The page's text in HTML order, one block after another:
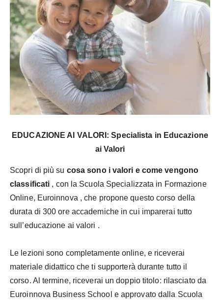
EDUCAZIONE AI VALORI: Specialista in Educazione
ai Valori
Scopri di più su cosa sono i valori e come vengono
classificati , con la Scuola Specializzata in Formazione
Online, Euroinnova , che propone questo corso della
durata di 300 ore accademiche in cui imparerai tutto
sull’educazione ai valori .
Le lezioni sono completamente online, e riceverai
materiale didattico che ti supporterà durante tutto il
corso. Al termine, riceverai un doppio titolo: rilasciato da
Euroinnova Business School e approvato dalla Scuola